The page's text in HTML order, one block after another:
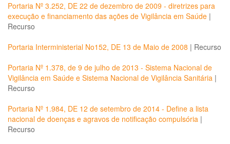
Portaria Nº 3.252, DE 22 de dezembro de 2009 - diretrizes para
execução e financiamento das ações de Vigilância em Saúde |
Recurso
Portaria Interministerial No152, DE 13 de Maio de 2008 | Recurso
Portaria Nº 1.378, de 9 de julho de 2013 - Sistema Nacional de
Vigilância em Saúde e Sistema Nacional de Vigilância Sanitária |
Recurso
Portaria Nº 1.984, DE 12 de setembro de 2014 - Define a lista
nacional de doenças e agravos de notificação compulsória |
Recurso